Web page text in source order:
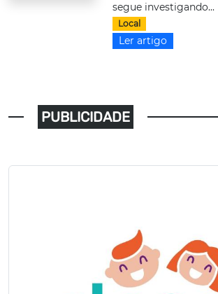
segue investigando...
Local
Ler artigo
PUBLICIDADE